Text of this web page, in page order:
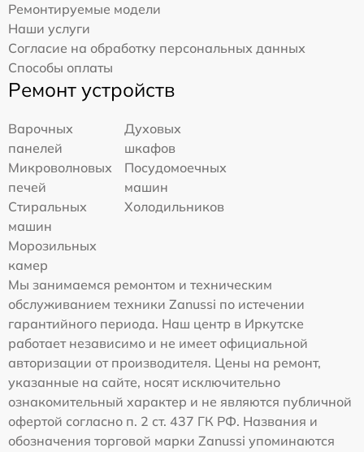
Ремонтируемые модели
Наши услуги
Согласие на обработку персональных данных
Способы оплаты
Ремонт устройств
Варочных
панелей
Духовых
шкафов
Микроволновых
печей
Посудомоечных
машин
Стиральных
машин
Холодильников
Морозильных
камер
Мы занимаемся ремонтом и техническим
обслуживанием техники Zanussi по истечении
гарантийного периода. Наш центр в Иркутске
работает независимо и не имеет официальной
авторизации от производителя. Цены на ремонт,
указанные на сайте, носят исключительно
ознакомительный характер и не являются публичной
офертой согласно п. 2 ст. 437 ГК РФ. Названия и
обозначения торговой марки Zanussi упоминаются